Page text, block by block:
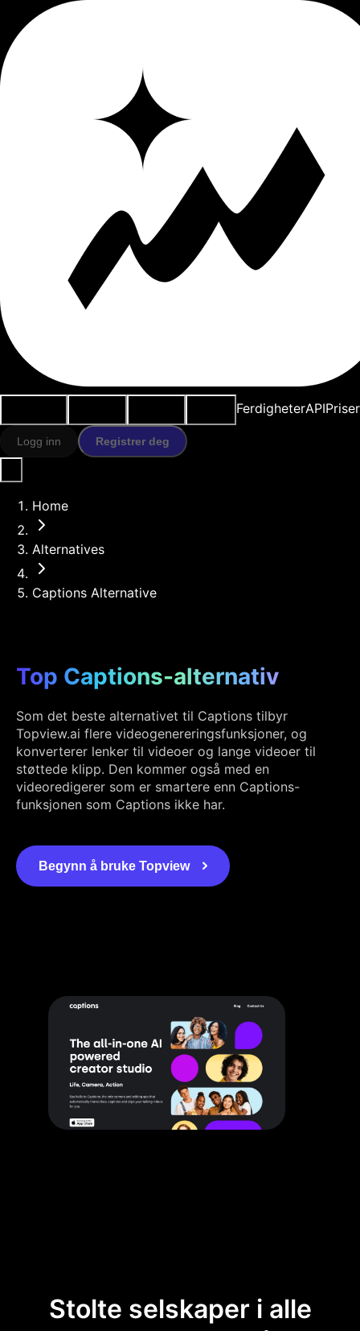
FerdigheterAPIPriser
Logg inn Registrer deg
Home
Alternatives
Captions Alternative
Top Captions-alternativ
Som det beste alternativet til Captions tilbyr
Topview.ai flere videogenereringsfunksjoner, og
konverterer lenker til videoer og lange videoer til
støttede klipp. Den kommer også med en
videoredigerer som er smartere enn Captions-
funksjonen som Captions ikke har.
Begynn å bruke Topview
Stolte selskaper i alle